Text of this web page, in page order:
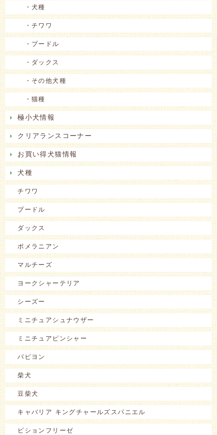
・犬種
・チワワ
・プードル
・ダックス
・その他犬種
・猫種
極小犬情報
クリアランスコーナー
お買い得犬猫情報
犬種
チワワ
プードル
ダックス
ポメラニアン
マルチーズ
ヨークシャーテリア
シーズー
ミニチュアシュナウザー
ミニチュアピンシャー
パピヨン
柴犬
豆柴犬
キャバリア キングチャールズスパニエル
ビションフリーゼ